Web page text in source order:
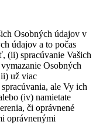
Osobných údajov v
údajov a to počas
(ii) spracúvanie Vašich
Osobných
už viac
ale Vy ich
(iv) namietate
či oprávnené
oprávnenými